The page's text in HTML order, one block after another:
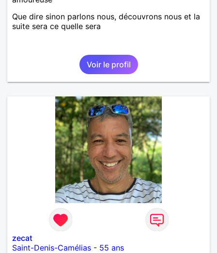
Que dire sinon parlons nous, découvrons nous et la
suite sera ce quelle sera
Voir le profil
zecat
Saint-Denis-Camélias - 55 ans